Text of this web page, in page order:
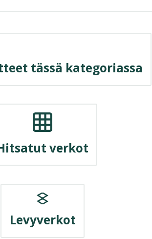
tässä kategoriassa
verkot
Levyverkot